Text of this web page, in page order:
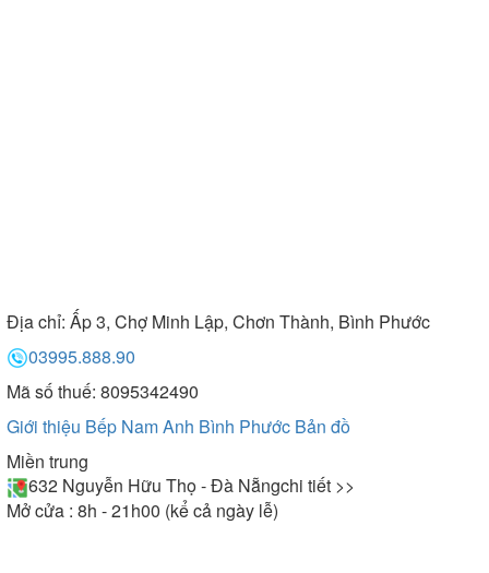
Địa chỉ: Ấp 3, Chợ Minh Lập, Chơn Thành, Bình Phước
03995.888.90
Mã số thuế: 8095342490
Giới thiệu Bếp Nam Anh Bình Phước Bản đồ
Miền trung
632 Nguyễn Hữu Thọ - Đà Nẵngchi tiết >>
Mở cửa : 8h - 21h00 (kể cả ngày lễ)